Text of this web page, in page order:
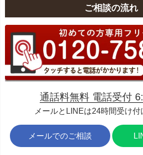
ご相談の流れ
通話料無料 電話受付
メールとLINEは24時間受け
メールでのご相談